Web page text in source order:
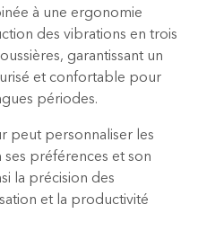
à une ergonomie
des vibrations en trois
garantissant un
et confortable pour
périodes.
peut personnaliser les
ses préférences et son
la précision des
et la productivité